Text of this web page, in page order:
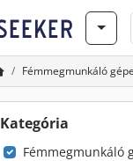
Fémmegmunkáló
Kategória
Fémmegmunkáló